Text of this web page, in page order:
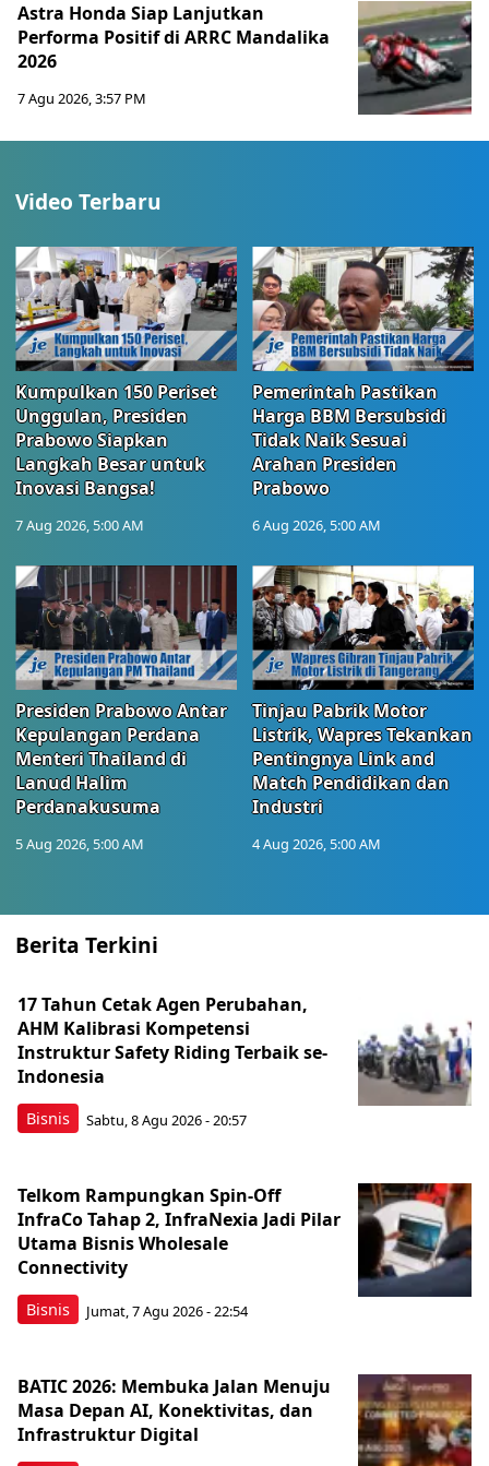
Astra Honda Siap Lanjutkan
Performa Positif di ARRC Mandalika
2026
7 Agu 2026, 3:57 PM
Video Terbaru
Kumpulkan 150 Periset
Unggulan, Presiden
Prabowo Siapkan
Langkah Besar untuk
Inovasi Bangsa!
7 Aug 2026, 5:00 AM
Pemerintah Pastikan
Harga BBM Bersubsidi
Tidak Naik Sesuai
Arahan Presiden
Prabowo
6 Aug 2026, 5:00 AM
Presiden Prabowo Antar
Kepulangan Perdana
Menteri Thailand di
Lanud Halim
Perdanakusuma
5 Aug 2026, 5:00 AM
Tinjau Pabrik Motor
Listrik, Wapres Tekankan
Pentingnya Link and
Match Pendidikan dan
Industri
4 Aug 2026, 5:00 AM
Berita Terkini
Bisnis
17 Tahun Cetak Agen Perubahan,
AHM Kalibrasi Kompetensi
Instruktur Safety Riding Terbaik se-
Indonesia
Sabtu, 8 Agu 2026 - 20:57
Bisnis
Telkom Rampungkan Spin-Off
InfraCo Tahap 2, InfraNexia Jadi Pilar
Utama Bisnis Wholesale
Connectivity
Jumat, 7 Agu 2026 - 22:54
BATIC 2026: Membuka Jalan Menuju
Masa Depan AI, Konektivitas, dan
Infrastruktur Digital